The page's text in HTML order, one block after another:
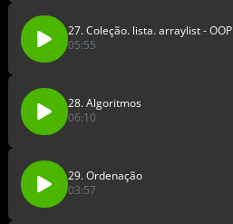
27. Coleção. lista. arraylist - OOP
05:55
28. Algoritmos
06:10
29. Ordenação
03:57